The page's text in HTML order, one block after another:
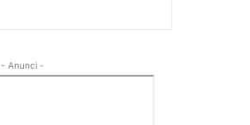
- Anunci -